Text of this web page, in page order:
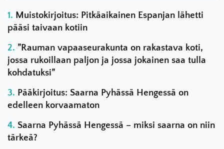
Muistokirjoitus: Pitkäaikainen Espanjan lähetti
pääsi taivaan kotiin
”Rauman vapaaseurakunta on rakastava koti,
jossa rukoillaan paljon ja jossa jokainen saa tulla
kohdatuksi”
Pääkirjoitus: Saarna Pyhässä Hengessä on
edelleen korvaamaton
Saarna Pyhässä Hengessä – miksi saarna on niin
tärkeä?